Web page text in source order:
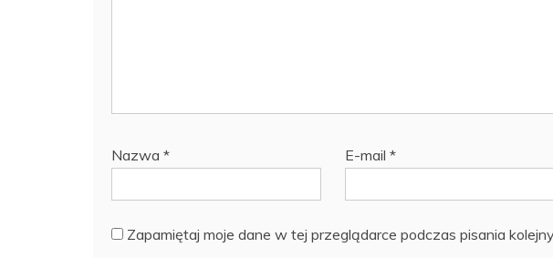
Nazwa * E-mail*
Zapamiętaj moje dane w tej przeglądarce podczas pisania